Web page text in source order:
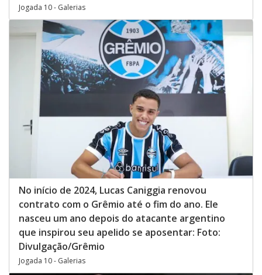
Jogada 10 - Galerias
No início de 2024, Lucas Caniggia renovou
contrato com o Grêmio até o fim do ano. Ele
nasceu um ano depois do atacante argentino
que inspirou seu apelido se aposentar: Foto:
Divulgação/Grêmio
Jogada 10 - Galerias